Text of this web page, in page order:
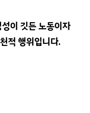
이 깃든 노동이자
적 행위입니다.